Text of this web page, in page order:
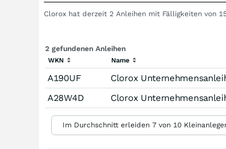
Clorox hat derzeit 2 Anleihen mit Fälligkeiten von
2 gefundenen Anleihen
WKN Name
A190UF Clorox
A28W4D
Clorox
Im Durchschnitt erleiden 7 von 10